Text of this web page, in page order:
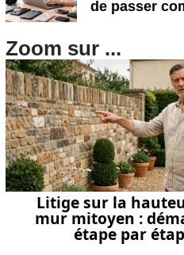
de passer
Zoom sur ...
Litige sur la
mur mitoyen :
étape par